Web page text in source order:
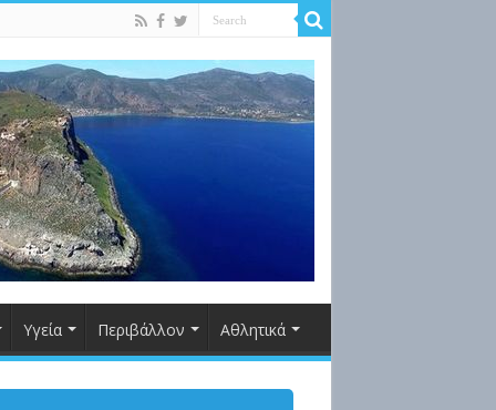
Υγεία Περιβάλλον Αθλητικά